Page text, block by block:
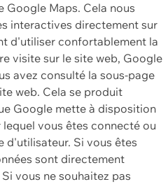
Google Maps. Cela nous
interactives directement sur
d'utiliser confortablement la
visite sur le site web, Google
avez consulté la sous-page
web. Cela se produit
Google mette à disposition
vous êtes connecté ou
d'utilisateur. Si vous êtes
sont directement
vous ne souhaitez pas